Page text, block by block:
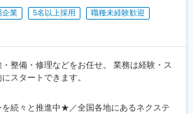
企業 5名以上採用
職種未経験歓迎
整備・修理などをお任せ。 業務は経験・ス
スタートできます。
を続々と推進中★／全国各地にあるネクステ